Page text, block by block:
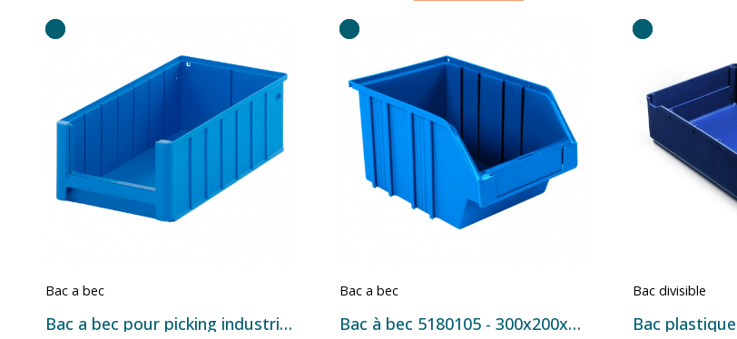
Bac a bec
Bac a bec pour picking industriel 11L
Bac a bec
Bac à bec 5180105 - 300x200x150 mm - 8 L Bleu
Bac divisible